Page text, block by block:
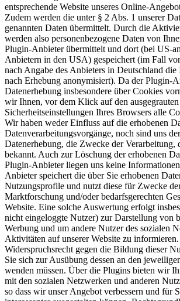
entsprechende Website unseres Online-
Zudem werden die unter § 2 Abs. 1 unserer
genannten Daten übermittelt. Durch die
werden also personenbezogene Daten von
Plugin-Anbieter übermittelt und dort (bei US-
Anbietern in den USA) gespeichert (im Fall
nach Angabe des Anbieters in Deutschland die
nach Erhebung anonymisiert). Da der Plugin-
Datenerhebung insbesondere über Cookies
wir Ihnen, vor dem Klick auf den
Sicherheitseinstellungen Ihres Browsers alle
Wir haben weder Einfluss auf die erhobenen
Datenverarbeitungsvorgänge, noch sind uns
Datenerhebung, die Zwecke der Verarbeitung,
bekannt. Auch zur Löschung der erhobenen
Plugin-Anbieter liegen uns keine
Anbieter speichert die über Sie erhobenen
Nutzungsprofile und nutzt diese für Zwecke
Marktforschung und/oder bedarfsgerechten
Website. Eine solche Auswertung erfolgt
nicht eingeloggte Nutzer) zur Darstellung von
Werbung und um andere Nutzer des sozialen
Aktivitäten auf unserer Website zu
Widerspruchsrecht gegen die Bildung dieser
Sie sich zur Ausübung dessen an den
wenden müssen. Über die Plugins bieten wir
mit den sozialen Netzwerken und anderen
so dass wir unser Angebot verbessern und für